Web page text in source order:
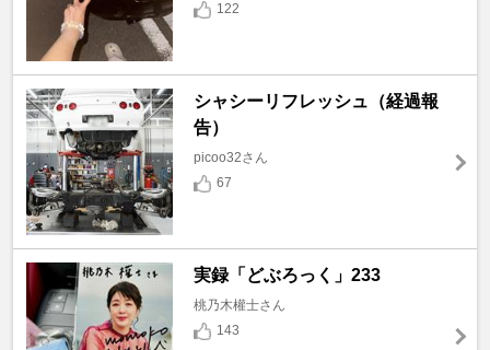
122
シャシーリフレッシュ（経過報
告）
picoo32さん
67
実録「どぶろっく」233
桃乃木權士さん
143